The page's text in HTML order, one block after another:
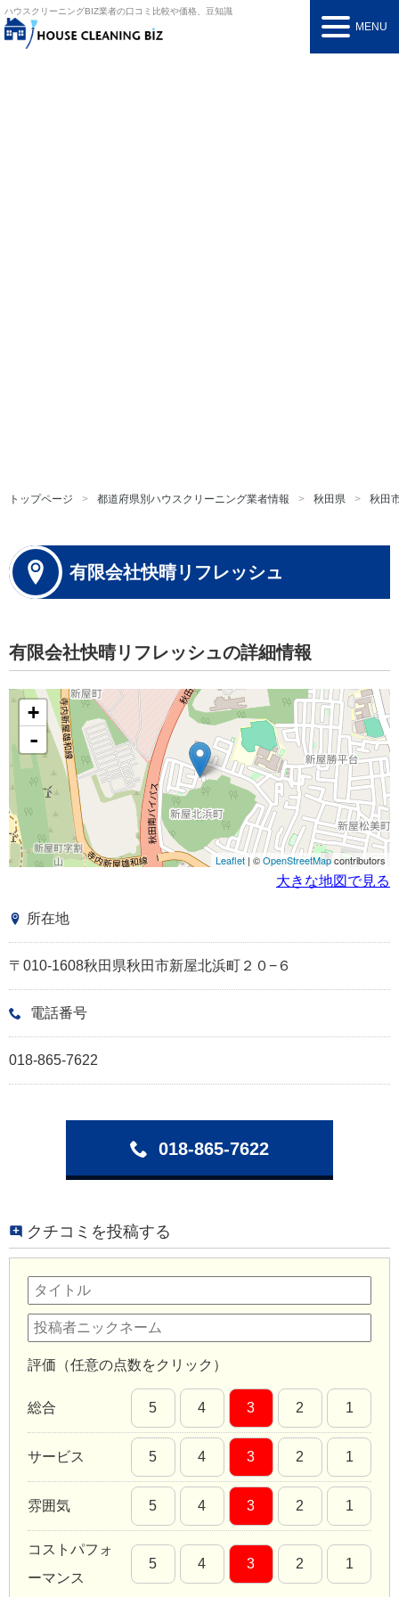
ハウスクリーニングBIZ業者の口コミ比較や価格、豆知識
MENU
トップページ 都道府県別ハウスクリーニング業者情報 秋田県 秋田
有限会社快晴リフレッシュ
有限会社快晴リフレッシュの詳細情報
+
-
Leaflet | ©OpenStreetMapcontributors
大きな地図で見る
所在地
〒010-1608秋田県秋田市新屋北浜町２０−６
電話番号
018-865-7622
018-865-7622
クチコミを投稿する
評価（任意の点数をクリック）
総合 5 4 3 2 1
サービス 5 4 3 2 1
雰囲気 5 4 3 2 1
コストパフォ
ーマンス
5 4 3 2 1